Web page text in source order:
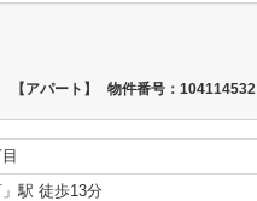
【アパート】 物件番号：104114532
」駅 徒歩13分